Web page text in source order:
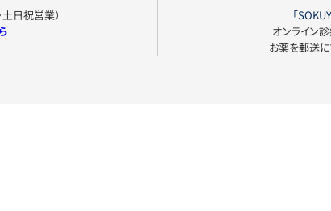
日祝営業）
「
オンライン
お薬を郵送